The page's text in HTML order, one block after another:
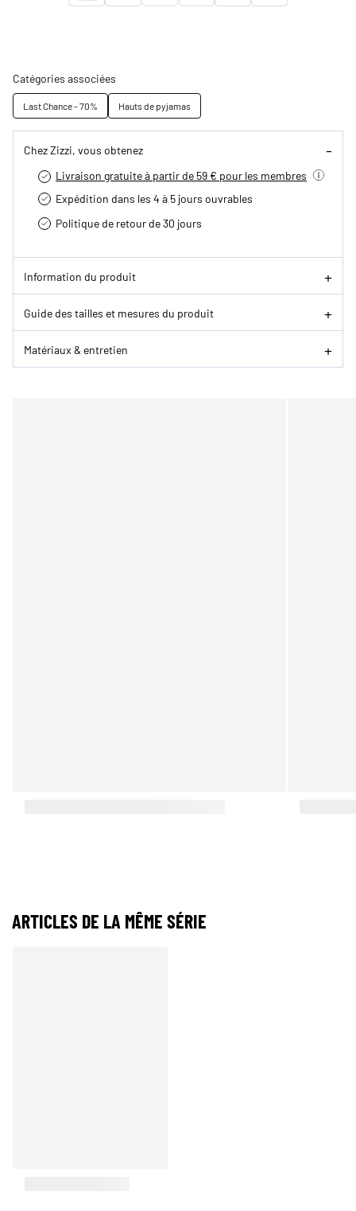
Catégories associées
Last Chance - 70% Hauts de pyjamas
Chez Zizzi, vous obtenez
Livraison gratuite à partir de 59 € pour les membres
Expédition dans les 4 à 5 jours ouvrables
Politique de retour de 30 jours
Information du produit
Guide des tailles et mesures du produit
Matériaux & entretien
ARTICLES DE LA MÊME SÉRIE